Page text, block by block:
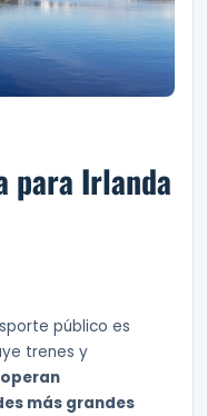
para Irlanda
público es
trenes y
más grandes